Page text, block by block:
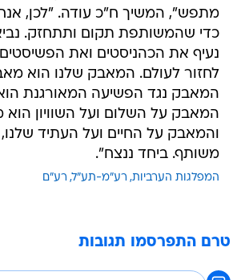
מתפש", המשיך ח"כ עודה. "לכן,
נעיף את הכהניסטים ואת
לחזור לעולם. המאבק שלנו הוא
המאבק נגד הפשיעה המאורגנת
המאבק על השלום ועל השוויון
והמאבק על החיים ועל העתיד
משותף. ביחד ננצח".
המפלגות הערביות רע"מ-תע"ל רע"ם
טרם התפרסמו תגובות